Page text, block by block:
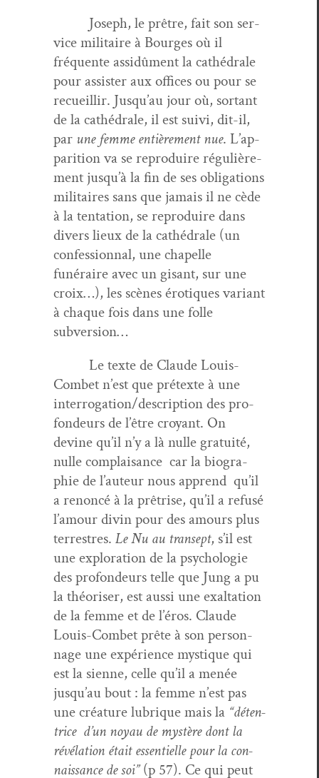
Joseph, le prêtre, fait son ser­
vice mil­i­taire à Bourges où il
fréquente assidû­ment la cathé­drale
pour assis­ter aux offices ou pour se
recueil­lir. Jusqu’au jour où, sor­tant
de la cathé­drale, il est suivi, dit-il,
par une femme entière­ment nue. L’ap­
pari­tion va se repro­duire régulière­
ment jusqu’à la fin de ses oblig­a­tions
mil­i­taires sans que jamais il ne cède
à la ten­ta­tion, se repro­duire dans
divers lieux de la cathé­drale (un
con­fes­sion­nal, une chapelle
funéraire avec un gisant, sur une
croix…), les scènes éro­tiques vari­ant
à chaque fois dans une folle
subversion…
Le texte de Claude Louis-
Com­bet n’est que pré­texte à une
interrogation/description des pro­
fondeurs de l’être croy­ant. On
devine qu’il n’y a là nulle gra­tu­ité,
nulle com­plai­sance car la biogra­
phie de l’au­teur nous apprend qu’il
a renon­cé à la prêtrise, qu’il a refusé
l’amour divin pour des amours plus
ter­restres. Le Nu au transept, s’il est
une explo­ration de la psy­cholo­gie
des pro­fondeurs telle que Jung a pu
la théoris­er, est aus­si une exal­ta­tion
de la femme et de l’éros. Claude
Louis-Com­bet prête à son per­son­
nage une expéri­ence mys­tique qui
est la sienne, celle qu’il a menée
jusqu’au bout : la femme n’est pas
une créa­ture lubrique mais la “déten­
trice d’un noy­au de mys­tère dont la
révéla­tion était essen­tielle pour la con­
nais­sance de soi”(p 57). Ce qui peut